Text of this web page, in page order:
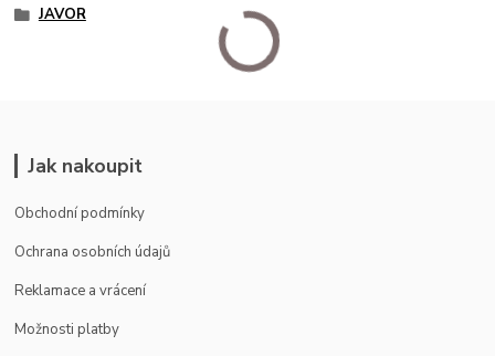
JAVOR
Jak nakoupit
Obchodní podmínky
Ochrana osobních údajů
Reklamace a vrácení
Možnosti platby